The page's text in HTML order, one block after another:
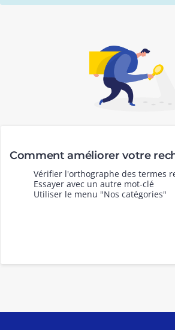
Comment améliorer votre
Vérifier l'orthographe des termes
Essayer avec un autre mot-clé
Utiliser le menu "Nos catégories"